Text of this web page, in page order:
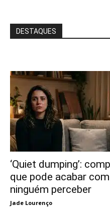
DESTAQUES
‘Quiet dumping’:
que pode acabar
ninguém perceber
Jade Lourenço